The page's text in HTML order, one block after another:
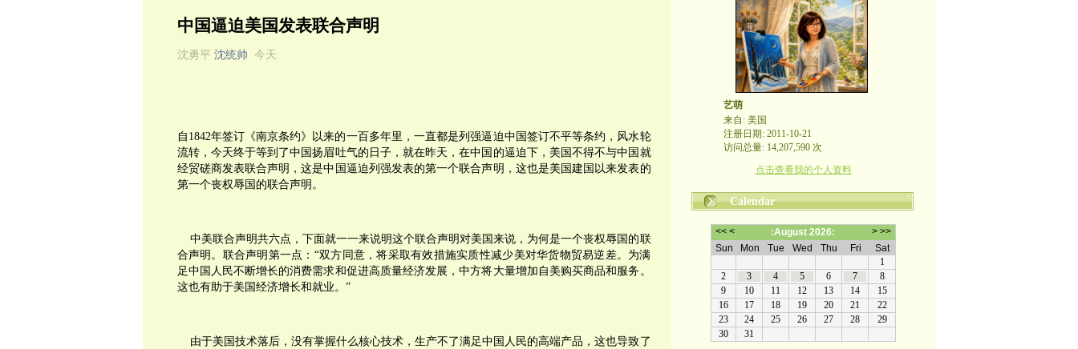
中国逼迫美国发表联合声明
沈勇平 沈统帅 今天
自1842年签订《南京条约》以来的一百多年里，一直都是列强逼迫中国签订不平等条约，风水轮
流转，今天终于等到了中国扬眉吐气的日子，就在昨天，在中国的逼迫下，美国不得不与中国就
经贸磋商发表联合声明，这是中国逼迫列强发表的第一个联合声明，这也是美国建国以来发表的
第一个丧权辱国的联合声明。
中美联合声明共六点，下面就一一来说明这个联合声明对美国来说，为何是一个丧权辱国的联
合声明。联合声明第一点：“双方同意，将采取有效措施实质性减少美对华货物贸易逆差。为满
足中国人民不断增长的消费需求和促进高质量经济发展，中方将大量增加自美购买商品和服务。
这也有助于美国经济增长和就业。”
由于美国技术落后，没有掌握什么核心技术，生产不了满足中国人民的高端产品，这也导致了
艺萌
来自: 美国
注册日期: 2011-10-21
访问总量: 14,207,590 次
点击查看我的个人资料
Calendar